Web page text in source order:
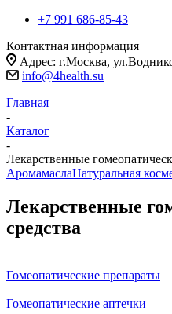
+7 991 686-85-43
Контактная информация
Адрес: г.Москва,
info@4health.su
Главная
-
Каталог
-
Лекарственные
АромамаслаНатуральная
Лекарственные
средства
Гомеопатические препараты
Гомеопатические аптечки